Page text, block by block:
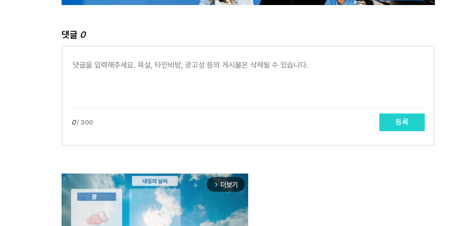
댓글 0
0/ 300 등록
arrow_forward_ios 더보기